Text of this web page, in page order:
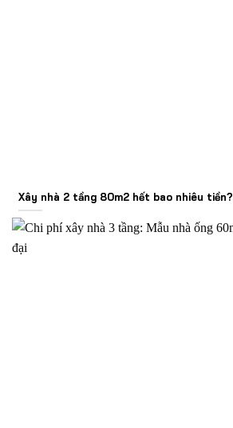
Xây nhà 2 tầng 80m2 hết bao nhiêu tiền?